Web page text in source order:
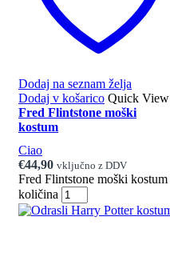
Dodaj na seznam želja
Dodaj v košarico Quick View
Fred Flintstone moški
kostum
Ciao
€44,90 vključno z DDV
Fred Flintstone moški kostum
količina